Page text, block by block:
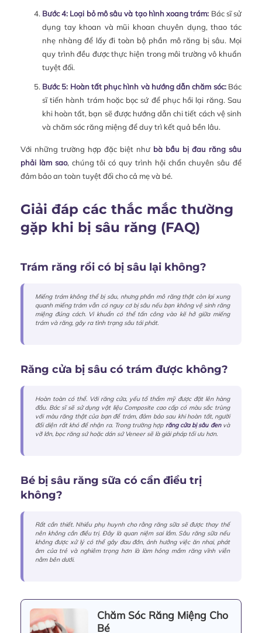
Bước 4: Loại bỏ mô sâu và tạo hình xoang trám: Bác sĩ sử
dụng tay khoan và mũi khoan chuyên dụng, thao tác
nhẹ nhàng để lấy đi toàn bộ phần mô răng bị sâu. Mọi
quy trình đều được thực hiện trong môi trường vô khuẩn
tuyệt đối.
Bước 5: Hoàn tất phục hình và hướng dẫn chăm sóc:Bác
sĩ tiến hành trám hoặc bọc sứ để phục hồi lại răng. Sau
khi hoàn tất, bạn sẽ được hướng dẫn chi tiết cách vệ sinh
và chăm sóc răng miệng để duy trì kết quả bền lâu.
Với những trường hợp đặc biệt như bà bầu bị đau răng sâu
phải làm sao, chúng tôi có quy trình hội chẩn chuyên sâu để
đảm bảo an toàn tuyệt đối cho cả mẹ và bé.
Giải đáp các thắc mắc thường
gặp khi bị sâu răng (FAQ)
Trám răng rồi có bị sâu lại không?
Miếng trám không thể bị sâu, nhưng phần mô răng thật còn lại xung
quanh miếng trám vẫn có nguy cơ bị sâu nếu bạn không vệ sinh răng
miệng đúng cách. Vi khuẩn có thể tấn công vào kẽ hở giữa miếng
trám và răng, gây ra tình trạng sâu tái phát.
Răng cửa bị sâu có trám được không?
Hoàn toàn có thể. Với răng cửa, yếu tố thẩm mỹ được đặt lên hàng
đầu. Bác sĩ sẽ sử dụng vật liệu Composite cao cấp có màu sắc trùng
với màu răng thật của bạn để trám, đảm bảo sau khi hoàn tất, người
đối diện rất khó để nhận ra. Trong trường hợp răng cửa bị sâu đenvà
vỡ lớn, bọc răng sứ hoặc dán sứ Veneer sẽ là giải pháp tối ưu hơn.
Bé bị sâu răng sữa có cần điều trị
không?
Rất cần thiết. Nhiều phụ huynh cho rằng răng sữa sẽ được thay thế
nên không cần điều trị. Đây là quan niệm sai lầm. Sâu răng sữa nếu
không được xử lý có thể gây đau đớn, ảnh hưởng việc ăn nhai, phát
âm của trẻ và nghiêm trọng hơn là làm hỏng mầm răng vĩnh viễn
nằm bên dưới.
Chăm Sóc Răng Miệng Cho
Bé